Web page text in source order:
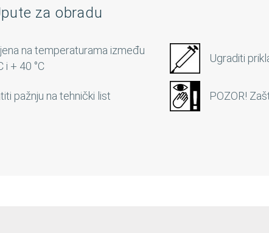
za obradu
na temperaturama između
i + 40 °C
Ugraditi
pažnju na tehnički list POZOR!